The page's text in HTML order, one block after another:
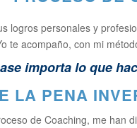
logros personales y
te acompaño, con mi
importa lo que
LA PENA
de Coaching, me han